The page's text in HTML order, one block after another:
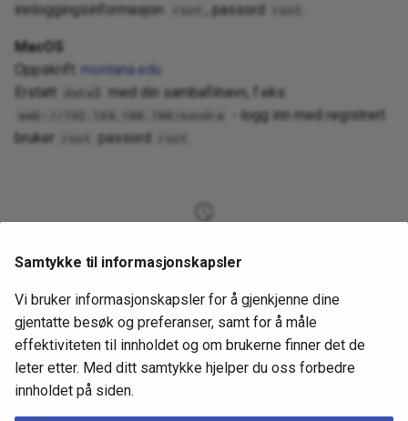
innloggingsinformasjon:
root , passord root
MacOS
Oppskrift: montana.edu
Erstatt
data$ med din sambafilnavn, f.eks.
smb://192.168.100.100/sondre
- logg inn med registrert
bruker
root passord root
4 år siden
GitHub
Samtykke til informasjonskapsler
Vi bruker informasjonskapsler for å gjenkjenne dine
gjentatte besøk og preferanser, samt for å måle
effektiviteten til innholdet og om brukerne finner det de
leter etter. Med ditt samtykke hjelper du oss forbedre
innholdet på siden.